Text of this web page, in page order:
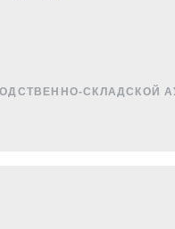
СКЛАДСКОЙ